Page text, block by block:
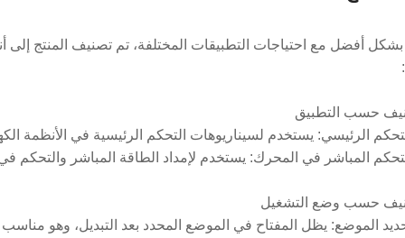
أفضل مع احتياجات التطبيقات المختلفة، تم تصنيف المنتج
الرئيسي: يستخدم لسيناريوهات التحكم الرئيسية في الأنظمة
المباشر في المحرك: يستخدم لإمداد الطاقة المباشر والتحكم
الموضع: يظل المفتاح في الموضع المحدد بعد التبديل، وهو